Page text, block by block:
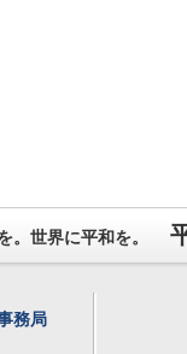
。世界に平和を。
務局